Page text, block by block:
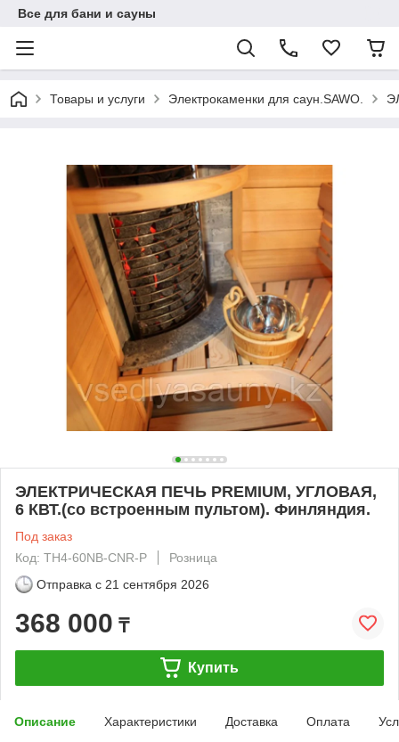
Все для бани и сауны
Товары и услуги Электрокаменки для саун.SAWO.
ЭЛЕКТРИЧЕСКАЯ ПЕЧЬ PREMIUM, УГЛОВАЯ,
6 КВТ.(со встроенным пультом). Финляндия.
Под заказ
Код: TH4-60NB-CNR-P
Розница
Отправка с 21 сентября 2026
368 000 ₸
Купить
Описание Характеристики Доставка Оплата